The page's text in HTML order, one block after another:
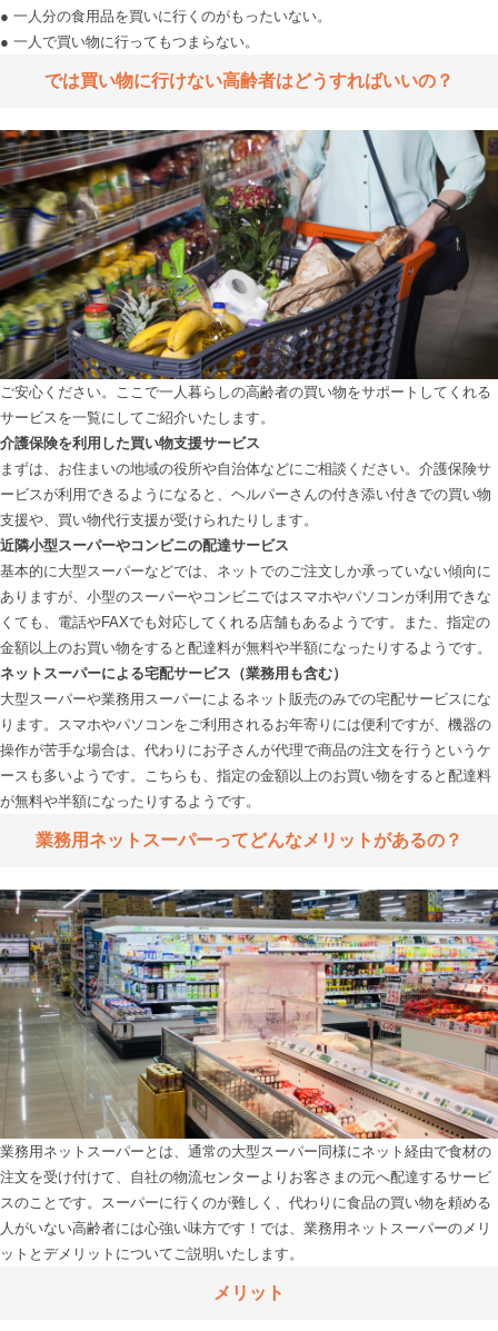
● 一人分の食用品を買いに行くのがもったいない。
では買い物に行けない高齢者はどうすればいいの？
ご安心ください。ここで一人暮らしの高齢者の買い物をサポートしてくれる
介護保険を利用した買い物支援サービス
まずは、お住まいの地域の役所や自治体などにご相談ください。介護保険サ
ービスが利用できるようになると、ヘルパーさんの付き添い付きでの買い物
近隣小型スーパーやコンビニの配達サービス
基本的に大型スーパーなどでは、ネットでのご注文しか承っていない傾向に
ありますが、小型のスーパーやコンビニではスマホやパソコンが利用できな
くても、電話やFAXでも対応してくれる店舗もあるようです。また、指定の
ネットスーパーによる宅配サービス（業務用も含む）
大型スーパーや業務用スーパーによるネット販売のみでの宅配サービスにな
ります。スマホやパソコンをご利用されるお年寄りには便利ですが、機器の
操作が苦手な場合は、代わりにお子さんが代理で商品の注文を行うというケ
ースも多いようです。こちらも、指定の金額以上のお買い物をすると配達料
業務用ネットスーパーってどんなメリットがあるの？
業務用ネットスーパーとは、通常の大型スーパー同様にネット経由で食材の
注文を受け付けて、自社の物流センターよりお客さまの元へ配達するサービ
スのことです。スーパーに行くのが難しく、代わりに食品の買い物を頼める
人がいない高齢者には心強い味方です！では、業務用ネットスーパーのメリ
メリット